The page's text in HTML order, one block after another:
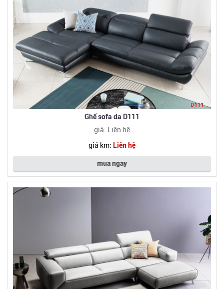
Ghế sofa da D111
giá: Liên hệ
giá km: Liên hệ
mua ngay